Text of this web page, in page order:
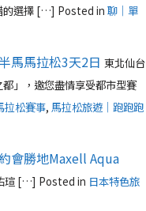
的選擇 […] Posted in 聊｜單
馬馬拉松3天2日 東北仙台
」，邀您盡情享受都市型賽
拉松賽事, 馬拉松旅遊｜跑跑跑
會勝地Maxell Aqua
瑄 […] Posted in 日本特色旅